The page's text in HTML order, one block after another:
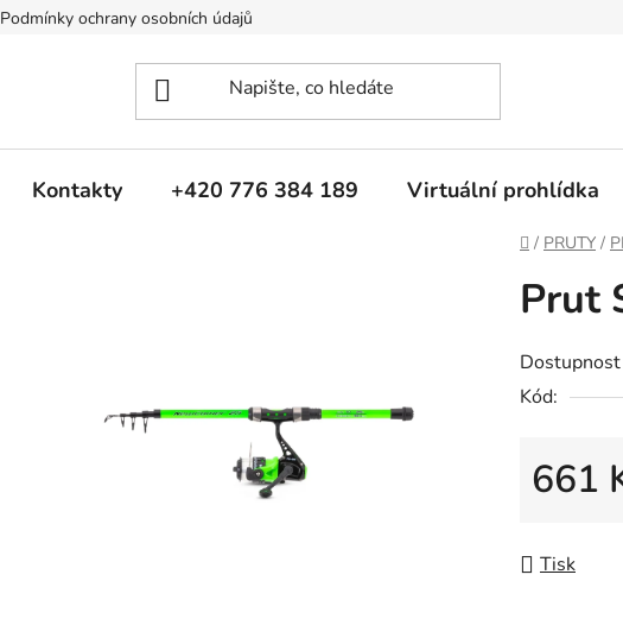
Podmínky ochrany osobních údajů
Kontakty +420 776 384 189 Virtuální prohlídka
Domů
/ PRUTY /
Prut
Dostupnost
Kód:
661
Tisk